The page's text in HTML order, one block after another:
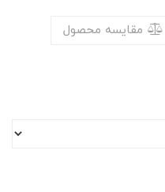
مقایسه محصول